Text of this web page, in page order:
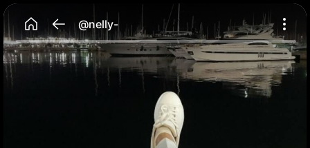
@nelly-